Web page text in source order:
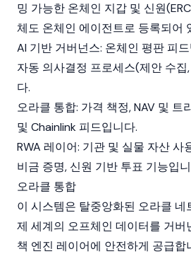
밍 가능한 온체인 지갑 및 신원
체도 온체인 에이전트로 등록되어
AI 기반 거버넌스: 온체인 평판 피
자동 의사결정 프로세스(제안 수집
다.
오라클 통합: 가격 책정, NAV 및 트
및 Chainlink 피드입니다.
RWA 레이어: 기관 및 실물 자산 사
비금 증명, 신원 기반 투표 기능입
오라클 통합
이 시스템은 탈중앙화된 오라클 네
제 세계의 오프체인 데이터를 거버
책 엔진 레이어에 안전하게 공급합